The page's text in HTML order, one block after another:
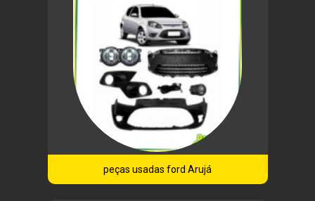
peças usadas ford Arujá